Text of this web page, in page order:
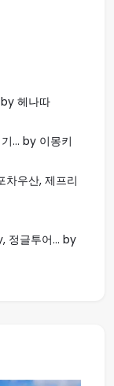
헤나따
... by 이몽키
차우산, 제프리
정글투어... by